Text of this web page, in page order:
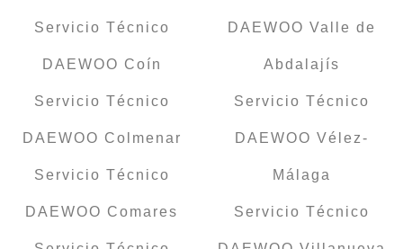
Servicio Técnico
DAEWOO Coín
Servicio Técnico
DAEWOO Colmenar
Servicio Técnico
DAEWOO Comares
DAEWOO Valle de
Abdalajís
Servicio Técnico
DAEWOO Vélez-
Málaga
Servicio Técnico